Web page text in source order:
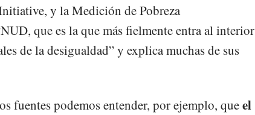
y la Medición de Pobreza
que es la que más fielmente entra al interior
de la desigualdad” y explica muchas de sus
fuentes podemos entender, por ejemplo, queel